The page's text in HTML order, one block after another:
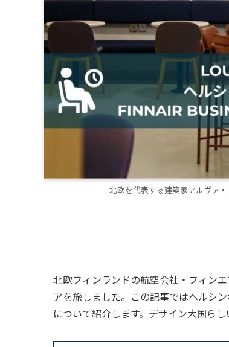
北欧を代表する建築家アルヴァ
北欧フィンランドの航空会社・フィン
アを旅しました。この記事ではヘルシ
について紹介します。デザイン大国ら